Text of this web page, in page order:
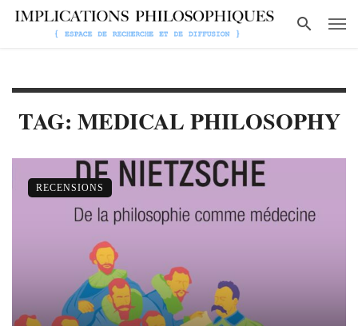
TAG: MEDICAL PHILOSOPHY
RECENSIONS